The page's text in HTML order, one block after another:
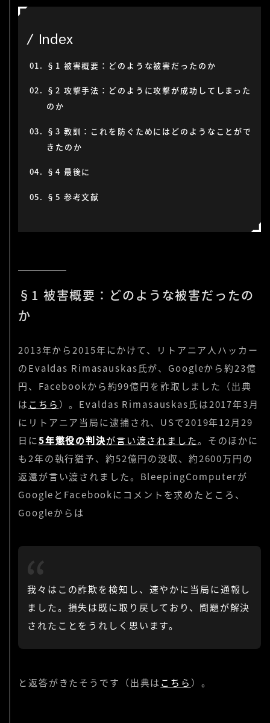
Index
§1 被害概要：どのような被害だったのか
§2 攻撃手法：どのように攻撃が成功してしまった
のか
§3 教訓：これを防ぐためにはどのようなことがで
きたのか
§4 最後に
§5 参考文献
§1 被害概要：どのような被害だったの
か
2013年から2015年にかけて、リトアニア人ハッカー
のEvaldas Rimasauskas氏が、Googleから約23億
円、Facebookから約99億円を詐取しました（出典
は こちら ）。Evaldas Rimasauskas氏は2017年3月
にリトアニア当局に逮捕され、USで2019年12月29
日に5年懲役の判決が言い渡されました。そのほかに
も2年の執行猶予、約52億円の没収、約2600万円の
返還が言い渡されました。BleepingComputerが
GoogleとFacebookにコメントを求めたところ、
Googleからは
我々はこの詐欺を検知し、速やかに当局に通報し
ました。損失は既に取り戻しており、問題が解決
されたことをうれしく思います。
と返答がきたそうです（出典は こちら ）。